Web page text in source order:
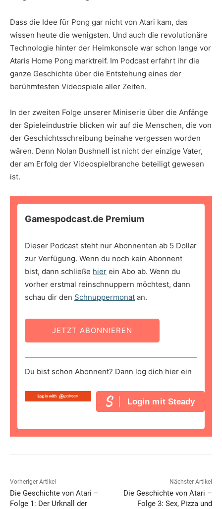
Dass die Idee für Pong gar nicht von Atari kam, das
wissen heute die wenigsten. Und auch die revolutionäre
Technologie hinter der Heimkonsole war schon lange vor
Ataris Home Pong marktreif. Im Podcast erfahrt ihr die
ganze Geschichte über die Entstehung eines der
berühmtesten Videospiele aller Zeiten.
In der zweiten Folge unserer Miniserie über die Anfänge
der Spieleindustrie blicken wir auf die Menschen, die von
der Geschichtsschreibung beinahe vergessen worden
wären. Denn Nolan Bushnell ist nicht der einzige Vater,
der am Erfolg der Videospielbranche beteiligt gewesen
ist.
Gamespodcast.de Premium
Dieser Podcast steht nur Abonnenten ab 5 Dollar
zur Verfügung. Wenn du noch kein Abonnent
bist, dann schließe hier ein Abo ab. Wenn du
vorher erstmal reinschnuppern möchtest, dann
schau dir den Schnuppermonat an.
JETZT ABONNIEREN
Du bist schon Abonnent? Dann log dich hier ein
Login mit Steady
Vorheriger Artikel
Die Geschichte von Atari –
Folge 1: Der Urknall der
Nächster Artikel
Die Geschichte von Atari –
Folge 3: Sex, Pizza und